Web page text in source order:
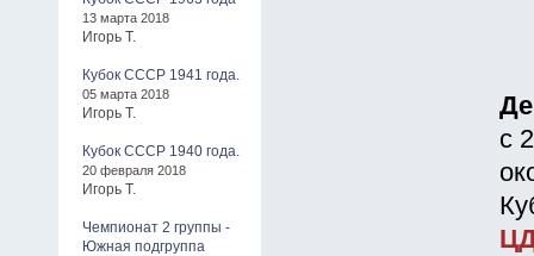
13 марта 2018
Игорь Т.
Кубок СССР 1941 года.
05 марта 2018
Игорь Т.
Кубок СССР 1940 года.
20 февраля 2018
Игорь Т.
Чемпионат 2 группы -
Южная подгруппа
с